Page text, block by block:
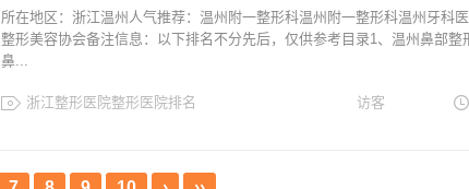
所在地区：浙江温州人气推荐：温州附一整形科温州附一整形科温州牙科
整形美容协会备注信息：以下排名不分先后，仅供参考目录1、温州鼻部整
鼻...
浙江整形医院整形医院排名
访客